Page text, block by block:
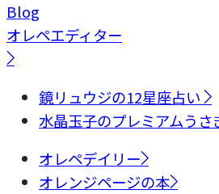
Blog
オレペエディター
鏡リュウジの12星座占い
水晶玉子のプレミアムうさ
オレペデイリー
オレンジページの本